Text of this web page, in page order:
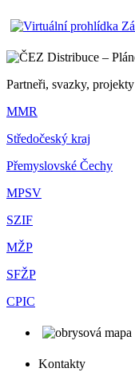
Partneři, svazky, projekty
MMR
Středočeský kraj
Přemyslovské Čechy
MPSV
SZIF
MŽP
SFŽP
CPIC
Kontakty